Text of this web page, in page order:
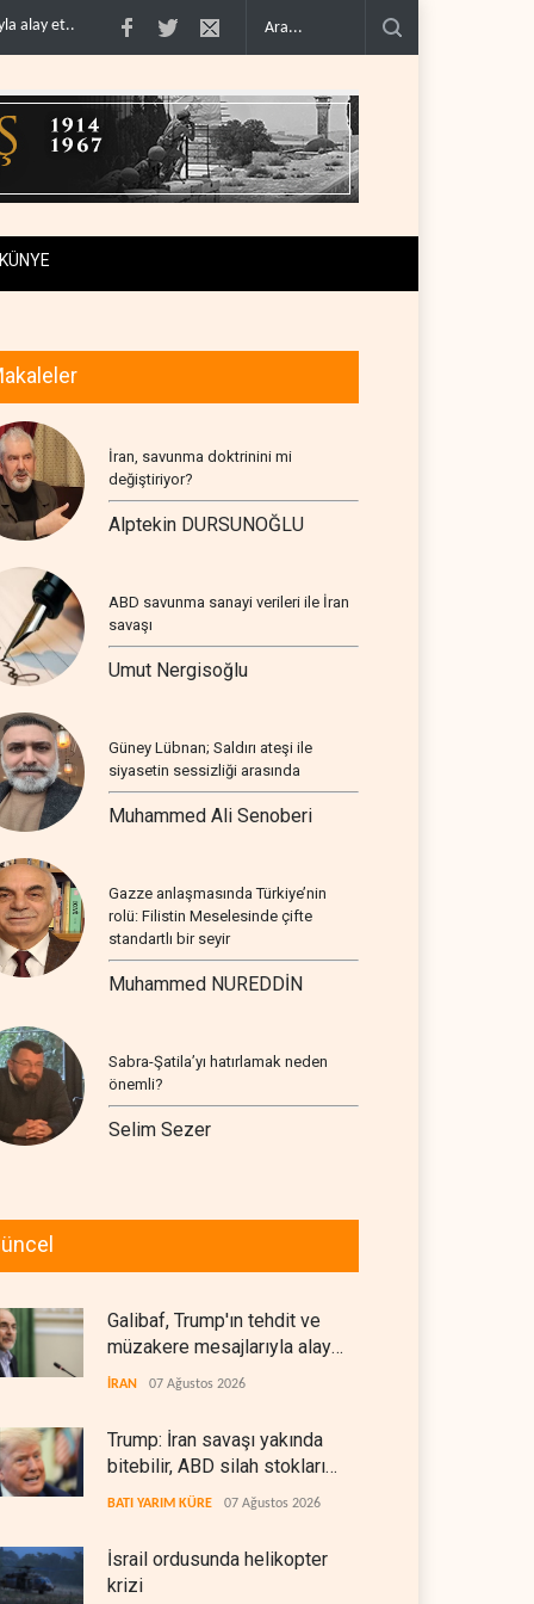
stoklar�.. Gazze'nin yeniden inşası yerine askeri üs projesi..
KÜNYE
İran, savunma doktrinini mi
değiştiriyor?
Alptekin DURSUNOĞLU
ABD savunma sanayi verileri ile İran
savaşı
Umut Nergisoğlu
Güney Lübnan; Saldırı ateşi ile
siyasetin sessizliği arasında
Muhammed Ali Senoberi
Gazze anlaşmasında Türkiye’nin
rolü: Filistin Meselesinde çifte
standartlı bir seyir
Muhammed NUREDDİN
Sabra-Şatila’yı hatırlamak neden
önemli?
Selim Sezer
Galibaf, Trump'ın tehdit ve
müzakere mesajlarıyla alay
etti
İRAN 07 Ağustos 2026
Trump: İran savaşı yakında
bitebilir, ABD silah stokları
zorlanıyor
BATI YARIM KÜRE 07 Ağustos 2026
İsrail ordusunda helikopter
krizi